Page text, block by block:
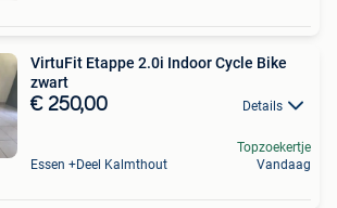
VirtuFit Etappe 2.0i Indoor Cycle Bike
zwart
€ 250,00 Details
Essen +Deel Kalmthout
Topzoekertje
Vandaag